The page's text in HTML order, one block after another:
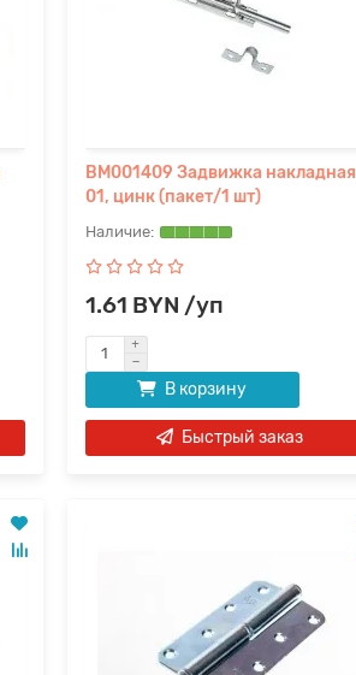
BM001409 Задвижка накладная
01, цинк (пакет/1 шт)
1.61 BYN /уп
В корзину
Быстрый заказ